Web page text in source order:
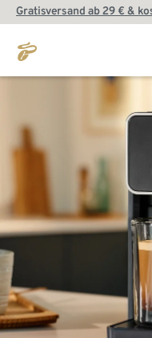
Gratisversand ab 29 € &